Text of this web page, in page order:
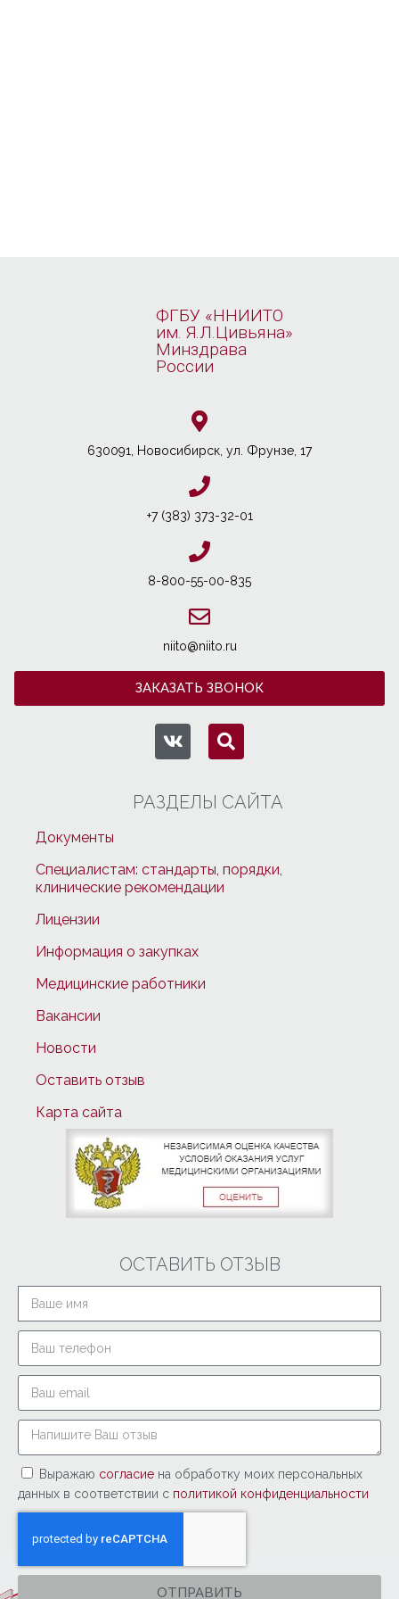
ФГБУ «ННИИТО
им. Я.Л.Цивьяна»
Минздрава
России
630091, Новосибирcк, ул. Фрунзе, 17
+7 (383) 373-32-01
8-800-55-00-835
niito@niito.ru
ЗАКАЗАТЬ ЗВОНОК
РАЗДЕЛЫ САЙТА
Документы
Специалистам: стандарты, порядки,
клинические рекомендации
Лицензии
Информация о закупках
Медицинские работники
Вакансии
Новости
Оставить отзыв
Карта сайта
ОСТАВИТЬ ОТЗЫВ
Выражаю согласие на обработку моих персональных
данных в соответствии с политикой конфиденциальности
ОТПРАВИТЬ